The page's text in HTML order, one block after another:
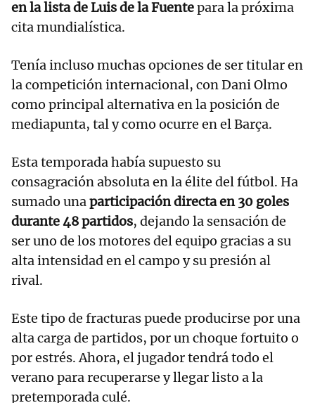
en la lista de Luis de la Fuentepara la próxima
cita mundialística.
Tenía incluso muchas opciones de ser titular en
la competición internacional, con Dani Olmo
como principal alternativa en la posición de
mediapunta, tal y como ocurre en el Barça.
Esta temporada había supuesto su
consagración absoluta en la élite del fútbol. Ha
sumado unaparticipación directa en 30 goles
durante 48 partidos, dejando la sensación de
ser uno de los motores del equipo gracias a su
alta intensidad en el campo y su presión al
rival.
Este tipo de fracturas puede producirse por una
alta carga de partidos, por un choque fortuito o
por estrés. Ahora, el jugador tendrá todo el
verano para recuperarse y llegar listo a la
pretemporada culé.